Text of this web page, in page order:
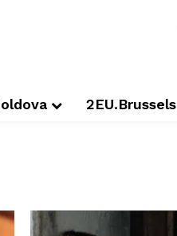
2EU.Brussels